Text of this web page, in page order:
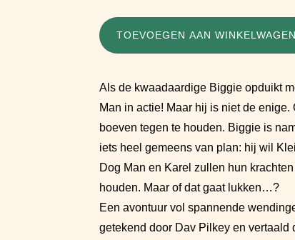
TOEVOEGEN AAN WINKELWAGEN
Als de kwaadaardige Biggie opduikt
Man in actie! Maar hij is niet de
boeven tegen te houden. Biggie is
iets heel gemeens van plan: hij wil
Dog Man en Karel zullen hun
houden. Maar of dat gaat lukken…?
Een avontuur vol spannende
getekend door Dav Pilkey en vertaald